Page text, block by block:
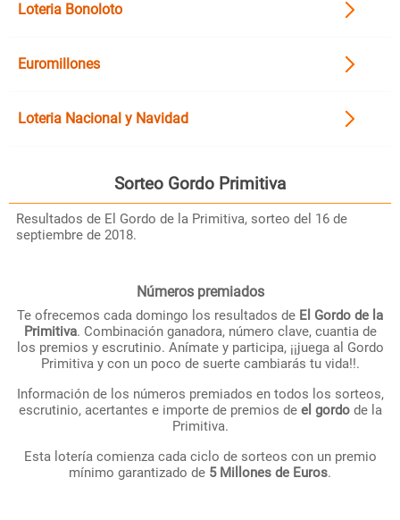
Sorteo Gordo Primitiva
Resultados de El Gordo de la Primitiva, sorteo del 16 de
septiembre de 2018.
Loteria Bonoloto
Euromillones
Loteria Nacional y Navidad
Números premiados
Te ofrecemos cada domingo los resultados de El Gordo de la
Primitiva. Combinación ganadora, número clave, cuantia de
los premios y escrutinio. Anímate y participa, ¡¡juega al Gordo
Primitiva y con un poco de suerte cambiarás tu vida!!.
Información de los números premiados en todos los sorteos,
escrutinio, acertantes e importe de premios de el gordode la
Primitiva.
Esta lotería comienza cada ciclo de sorteos con un premio
mínimo garantizado de 5 Millones de Euros.